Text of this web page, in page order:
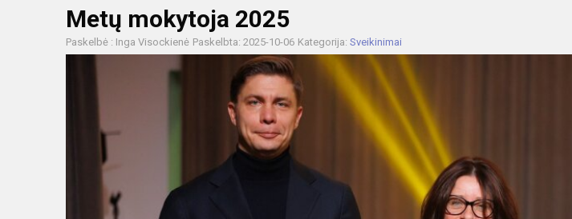
Metų mokytoja 2025
Paskelbė : Inga Visockienė Paskelbta: 2025-10-06 Kategorija: Sveikinimai